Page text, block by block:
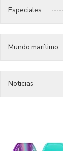
Especiales
Mundo marítimo
Noticias